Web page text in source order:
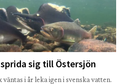
sig till Östersjön
i år leka igen i svenska vatten.